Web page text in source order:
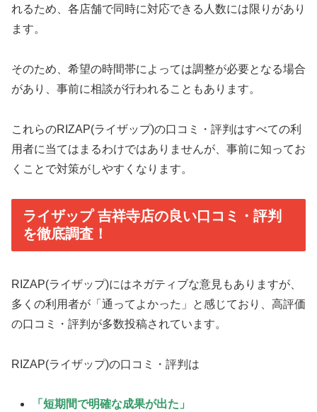
れるため、各店舗で同時に対応できる人数には限りがあり
ます。
そのため、希望の時間帯によっては調整が必要となる場合
があり、事前に相談が行われることもあります。
これらのRIZAP(ライザップ)の口コミ・評判はすべての利
用者に当てはまるわけではありませんが、事前に知ってお
くことで対策がしやすくなります。
ライザップ 吉祥寺店の良い口コミ・評判
を徹底調査！
RIZAP(ライザップ)にはネガティブな意見もありますが、
多くの利用者が「通ってよかった」と感じており、高評価
の口コミ・評判が多数投稿されています。
RIZAP(ライザップ)の口コミ・評判は
「短期間で明確な成果が出た」